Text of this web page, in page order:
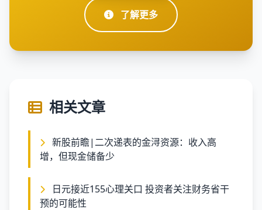
了解更多
相关文章
增，但现金储备少
预的可能性